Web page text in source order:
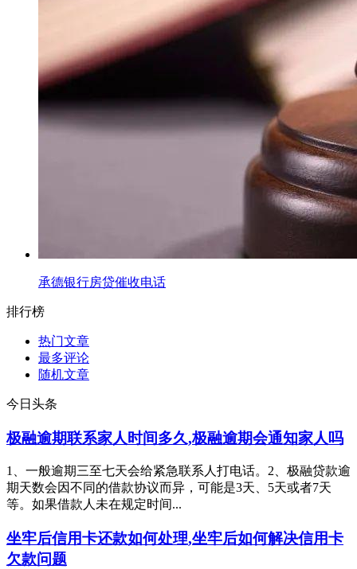
承德银行房贷催收电话
排行榜
热门文章
最多评论
随机文章
今日头条
极融逾期联系家人时间多久,极融逾期会通知家人吗
1、一般逾期三至七天会给紧急联系人打电话。2、极融贷款逾
期天数会因不同的借款协议而异，可能是3天、5天或者7天
等。如果借款人未在规定时间...
坐牢后信用卡还款如何处理,坐牢后如何解决信用卡
欠款问题